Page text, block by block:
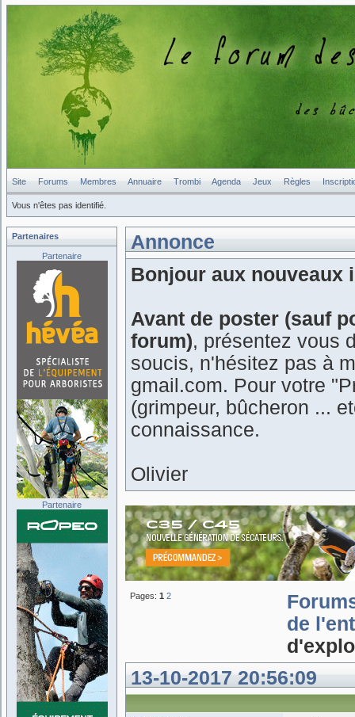
Site Forums Membres Annuaire Trombi Agenda Jeux Règles
Vous n'êtes pas identifié.
Annonce
Bonjour aux nouveaux
Avant de poster (sauf
forum), présentez vous
soucis, n'hésitez pas à
gmail.com. Pour votre
(grimpeur, bûcheron ...
connaissance.
Olivier
Pages: 1 2
de
13-10-2017 20:56:09
Partenaires
Partenaire
Partenaire